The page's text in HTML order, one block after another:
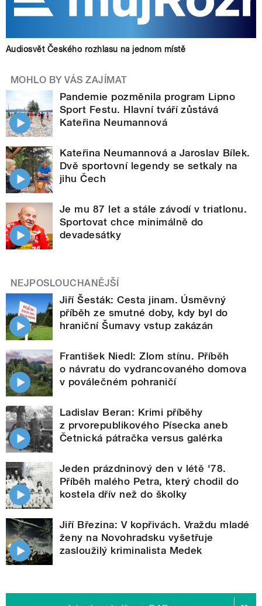
Audiosvět Českého rozhlasu na jednom místě
MOHLO BY VÁS ZAJÍMAT
Pandemie pozměnila program Lipno
Sport Festu. Hlavní tváří zůstává
Kateřina Neumannová
Kateřina Neumannová a Jaroslav Bílek.
Dvě sportovní legendy se setkaly na
jihu Čech
Je mu 87 let a stále závodí v triatlonu.
Sportovat chce minimálně do
devadesátky
NEJPOSLOUCHANĚJŠÍ
Jiří Šesták: Cesta jinam. Úsměvný
příběh ze smutné doby, kdy byl do
hraniční Šumavy vstup zakázán
František Niedl: Zlom stínu. Příběh
o návratu do vydrancovaného domova
v poválečném pohraničí
Ladislav Beran: Krimi příběhy
z prvorepublikového Písecka aneb
Četnická pátračka versus galérka
Jeden prázdninový den v létě '78.
Příběh malého Petra, který chodil do
kostela dřív než do školky
Jiří Březina: V kopřivách. Vraždu mladé
ženy na Novohradsku vyšetřuje
zasloužilý kriminalista Medek